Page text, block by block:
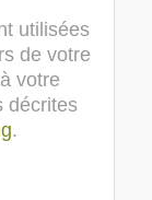
utilisées
de votre
votre
décrites
.